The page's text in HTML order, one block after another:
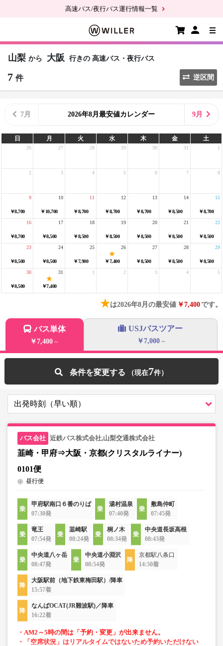
高速バス/夜行バス運行情報一覧
山梨 から 大阪 行きの 高速バス・夜行バス
7 件 逆区間
7月 2026年8月最安値カレンダー 9月
日 月 火 水 木 金 土
26 27 28 29 30 31 1
2 3 4 5 6 7 8
￥8,700
9
￥10,700
10
￥8,700
11
￥8,700
12
￥8,700
13
￥8,500
14
￥8,700
15
￥8,700
16
￥8,500
17
￥8,500
18
￥8,500
19
￥8,500
20
￥8,500
21
￥8,500
22
￥8,500
23
￥8,500
24
￥7,900
25
￥7,400
26
￥8,500
27
￥8,500
28
￥8,500
29
￥8,500
30
￥7,400
31 1 2 3 4 5
★は2026年8月の最安値 ￥7,400です。
バス単体
￥7,400 ～
USJバスツアー
￥7,000 ～
条件を変更する 7
近鉄バス株式会社,山梨交通株式会社
韮崎・甲府⇒大阪・京都(クリスタルライナー)
0101便
昼行便
甲府駅南口６番のりば
07:30発
湯村温泉
07:40発
敷島仲町
07:45発
竜王
07:54発
韮崎駅
08:24発
桐ノ木
08:34発
中央道長坂高根
08:43発
中央道八ヶ岳
08:47発
中央道小淵沢
08:54発
京都駅八条口
14:50着
大阪駅前（地下鉄東梅田駅）/降車
15:57着
なんばOCAT(JR難波駅)／降車
16:22着
・AM2～5時の間は「予約・変更」が出来ません。
・「空席状況」はリアルタイムではないため予約いただけない